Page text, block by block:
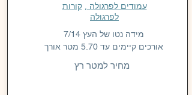
עמודים לפרגולה ,קורות
לפרגולה
מידה נטו של העץ 7/14
אורכים קיימים עד 5.70 מטר אורך
מחיר למטר רץ